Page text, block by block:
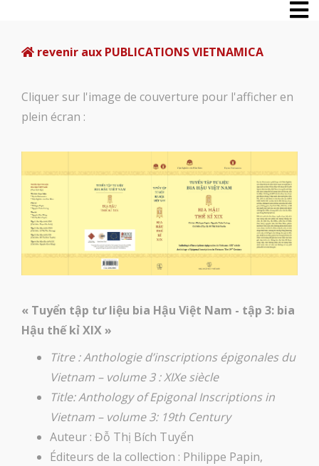
revenir aux PUBLICATIONS VIETNAMICA
Cliquer sur l'image de couverture pour l'afficher en
plein écran :
« Tuyển tập tư liệu bia Hậu Việt Nam - tập 3: bia
Hậu thế kỉ XIX »
Titre : Anthologie d’inscriptions épigonales du
Vietnam – volume 3 : XIXe siècle
Title: Anthology of Epigonal Inscriptions in
Vietnam – volume 3: 19th Century
Auteur : Đỗ Thị Bích Tuyển
Éditeurs de la collection : Philippe Papin,